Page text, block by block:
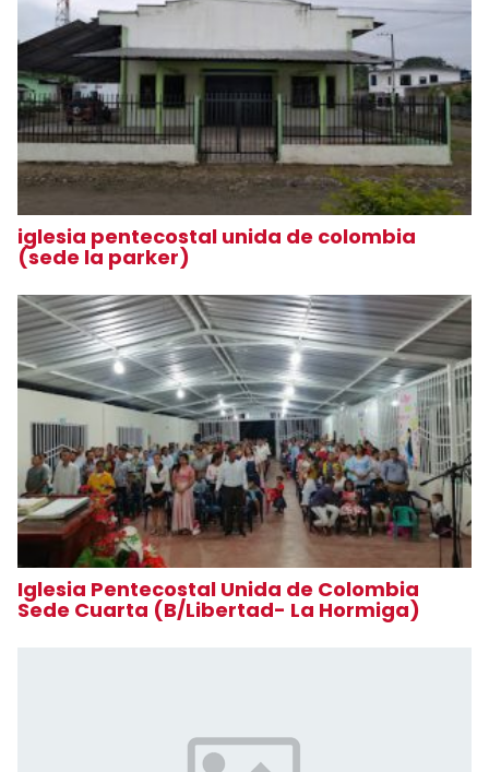
iglesia pentecostal unida de colombia
(sede la parker)
Iglesia Pentecostal Unida de Colombia
Sede Cuarta (B/Libertad- La Hormiga)